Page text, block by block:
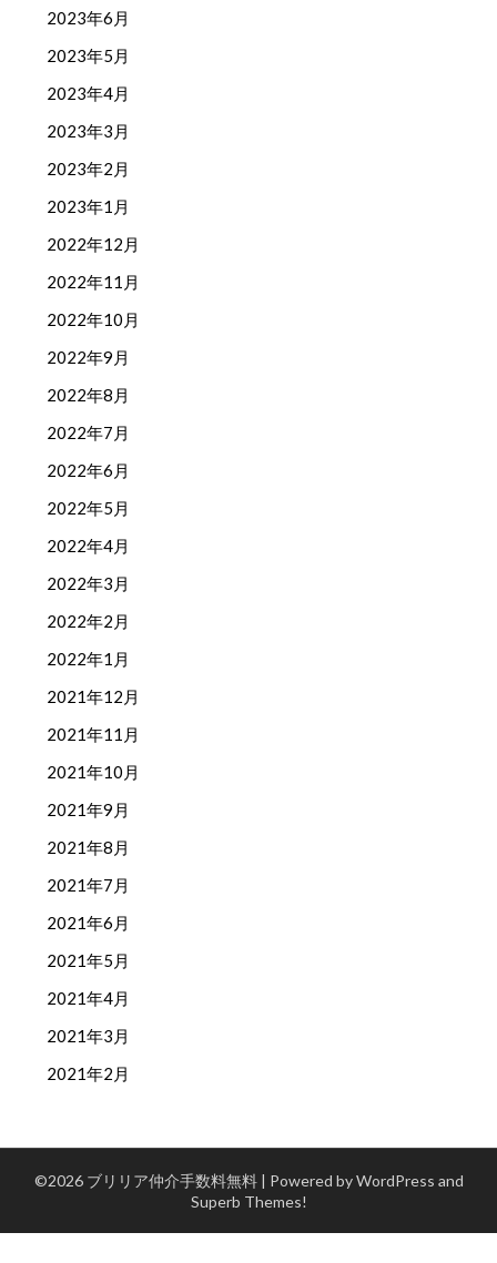
2023年6月
2023年5月
2023年4月
2023年3月
2023年2月
2023年1月
2022年12月
2022年11月
2022年10月
2022年9月
2022年8月
2022年7月
2022年6月
2022年5月
2022年4月
2022年3月
2022年2月
2022年1月
2021年12月
2021年11月
2021年10月
2021年9月
2021年8月
2021年7月
2021年6月
2021年5月
2021年4月
2021年3月
2021年2月
©2026 ブリリア仲介手数料無料 | Powered by WordPress and
Superb Themes!